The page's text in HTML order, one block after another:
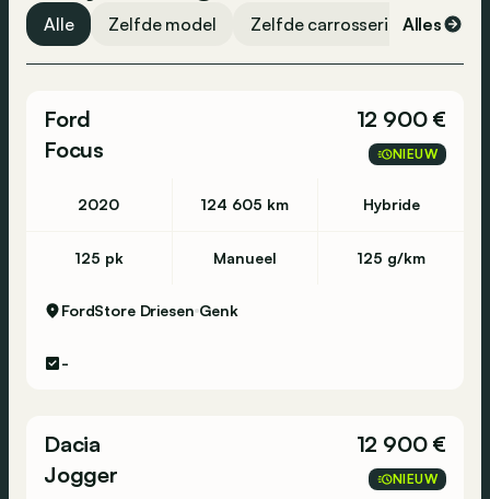
Alle Zelfde model Zelfde carrosserievorm
Alles
Ford
Focus
12 900 €
NIEUW
2020 124 605 km Hybride
125 pk Manueel 125 g/km
FordStore Driesen Genk
-
Dacia
Jogger
12 900 €
NIEUW